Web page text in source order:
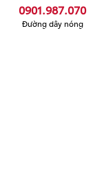
0901.987.070
Đường dây nóng